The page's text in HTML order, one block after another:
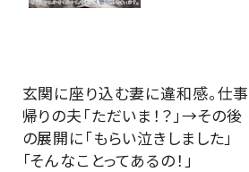
玄関に座り込む妻に違和感。仕事
帰りの夫「ただいま！？」→その後
の展開に「もらい泣きしました」
「そんなことってあるの！」